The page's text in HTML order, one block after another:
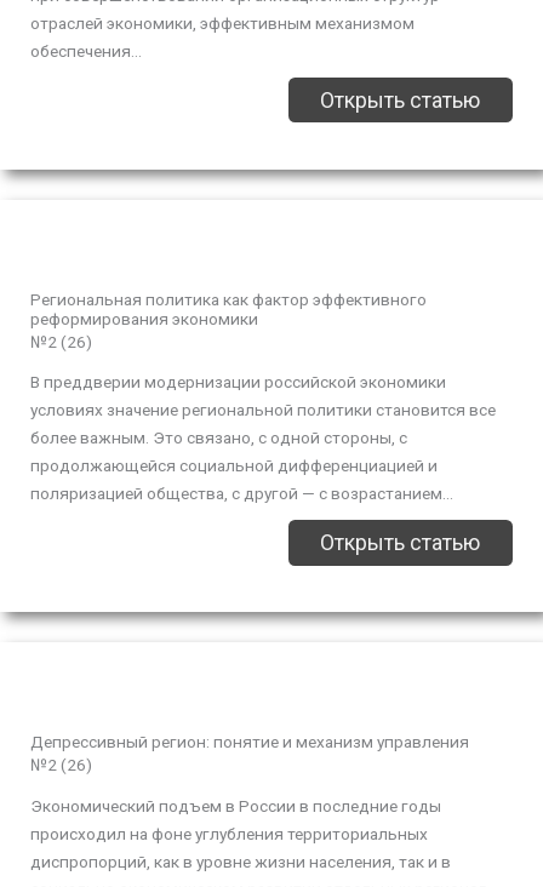
отраслей экономики, эффективным механизмом
обеспечения...
Открыть статью
Региональная политика как фактор эффективного
реформирования экономики
№2 (26)
В преддверии модернизации российской экономики
условиях значение региональной политики становится все
более важным. Это связано, с одной стороны, с
продолжающейся социальной дифференциацией и
поляризацией общества, с другой — с возрастанием...
Открыть статью
Депрессивный регион: понятие и механизм управления
№2 (26)
Экономический подъем в России в последние годы
происходил на фоне углубления территориальных
диспропорций, как в уровне жизни населения, так и в